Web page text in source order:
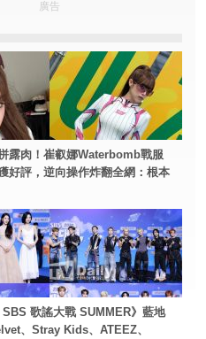
廣告
露肉！崔叡娜Waterbomb戰服
好評，逆向操作炸翻全網：根本
SBS 歌謠大戰 SUMMER》藍地
、Stray Kids、ATEEZ、